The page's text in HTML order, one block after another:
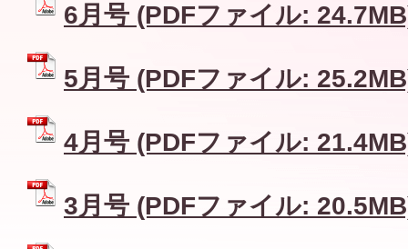
6月号 (PDFファイル:
5月号 (PDFファイル:
4月号 (PDFファイル:
3月号 (PDFファイル: